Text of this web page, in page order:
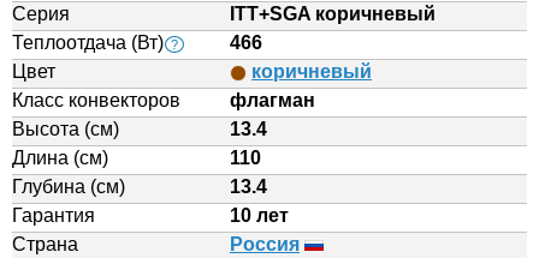
Серия
ITT+SGA коричневый
Теплоотдача (Вт) ?
466
Цвет
коричневый
Класс конвекторов
флагман
Высота (см)
13.4
Длина (см)
110
Глубина (см)
13.4
Гарантия
10 лет
Страна
Россия